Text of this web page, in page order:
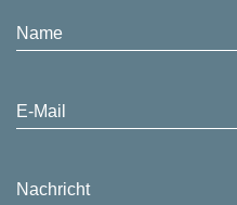
Name
E-Mail
Nachricht